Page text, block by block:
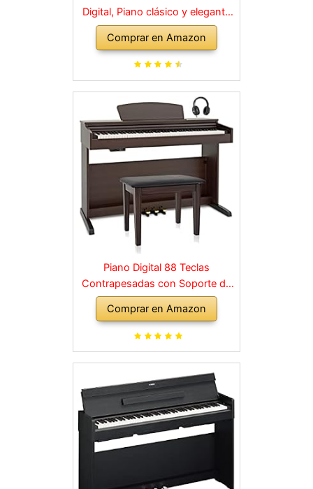
Digital, Piano clásico y elegante
para principiantes y aficionados,
para cualquier rincón de la casa,
en negro
Comprar en Amazon
Piano Digital 88 Teclas
Contrapesadas con Soporte de
Madera y 3 Pedales Palisandro
Comprar en Amazon